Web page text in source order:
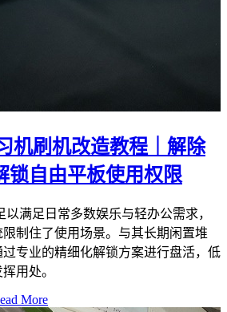
机刷机改造教程｜解除
锁自由平板使用权限
满足日常多数娱乐与轻办公需求，
制住了使用场景。与其长期闲置堆
专业的精细化解锁方案进行盘活，低
用处。
More